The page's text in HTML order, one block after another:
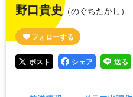
野口貴史（のぐちたかし）
ポスト シェア 送る